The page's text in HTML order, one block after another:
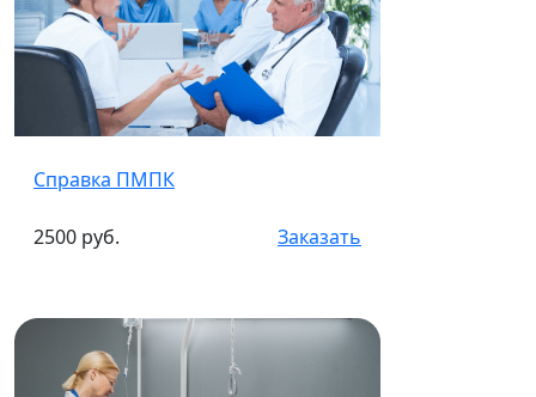
Справка ПМПК
2500 руб. Заказать